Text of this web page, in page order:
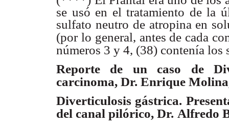
se usó en el tratamiento de la
sulfato neutro de atropina en
(por lo general, antes de cada
números 3 y 4, (38) contenía los
Reporte de un caso de
carcinoma, Dr. Enrique
Diverticulosis gástrica.
del canal pilórico, Dr. Alfredo